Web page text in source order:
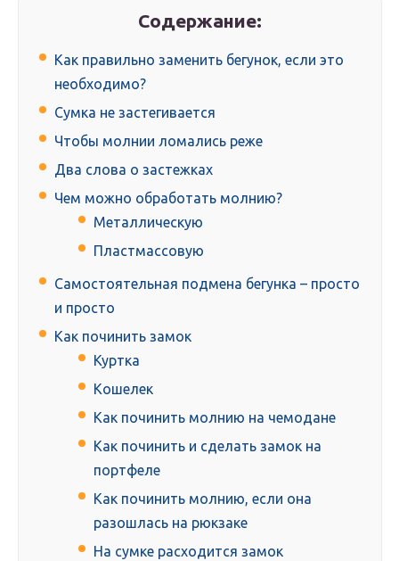
Содержание:
Как правильно заменить бегунок, если это
необходимо?
Сумка не застегивается
Чтобы молнии ломались реже
Два слова о застежках
Чем можно обработать молнию?
Металлическую
Пластмассовую
Самостоятельная подмена бегунка – просто
и просто
Как починить замок
Куртка
Кошелек
Как починить молнию на чемодане
Как починить и сделать замок на
портфеле
Как починить молнию, если она
разошлась на рюкзаке
На сумке расходится замок